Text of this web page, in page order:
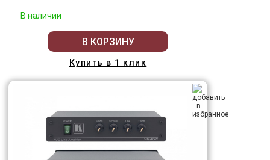
В наличии
В КОРЗИНУ
Купить в 1 клик